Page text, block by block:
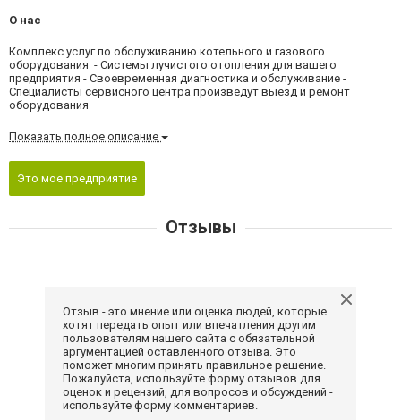
О нас
Комплекс услуг по обслуживанию котельного и газового
оборудования - Системы лучистого отопления для вашего
предприятия - Своевременная диагностика и обслуживание -
Специалисты сервисного центра произведут выезд и ремонт
оборудования
Показать полное описание
Это мое предприятие
Отзывы
Отзыв - это мнение или оценка людей, которые
хотят передать опыт или впечатления другим
пользователям нашего сайта с обязательной
аргументацией оставленного отзыва. Это
поможет многим принять правильное решение.
Пожалуйста, используйте форму отзывов для
оценок и рецензий, для вопросов и обсуждений -
используйте форму комментариев.